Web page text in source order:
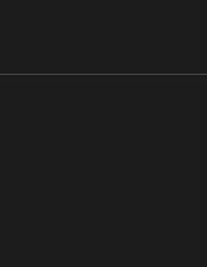
，敬邀車迷把握時間